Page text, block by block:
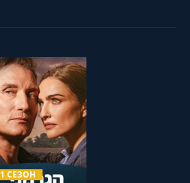
1 СЕЗОН
СМОТРЕТЬ ОНЛАЙН